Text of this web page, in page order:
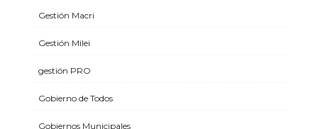
Gestión Macri
Gestión Milei
gestión PRO
Gobierno de Todos
Gobiernos Municipales